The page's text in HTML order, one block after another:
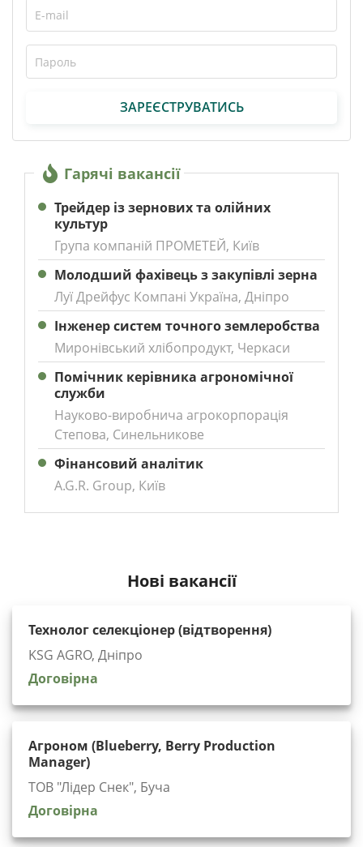
ЗАРЕЄСТРУВАТИСЬ
Гарячі вакансії
Трейдер із зернових та олійних
культур
Група компаній ПРОМЕТЕЙ, Київ
Молодший фахівець з закупівлі зерна
Луї Дрейфус Компані Україна, Дніпро
Інженер систем точного землеробства
Миронівський хлібопродукт, Черкаси
Помічник керівника агрономічної
служби
Науково-виробнича агрокорпорація
Степова, Синельникове
Фінансовий аналітик
A.G.R. Group, Київ
Нові вакансії
Технолог селекціонер (відтворення)
KSG AGRO, Дніпро
Договірна
Агроном (Blueberry, Berry Production
Manager)
ТОВ "Лідер Снек", Буча
Договірна